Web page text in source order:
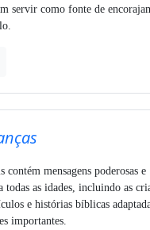
servir como fonte de
contém mensagens poderosas e
todas as idades, incluindo as
e histórias bíblicas
importantes.